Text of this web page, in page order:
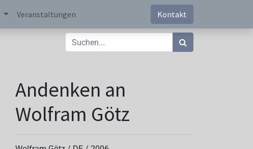
Veranstaltungen Kontakt
Andenken an
Wolfram Götz